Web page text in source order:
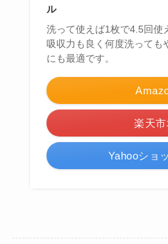
ル
洗って使えば1枚で4.5回使
吸収力も良く何度洗っても
にも最適です。
楽天
Yahooショ